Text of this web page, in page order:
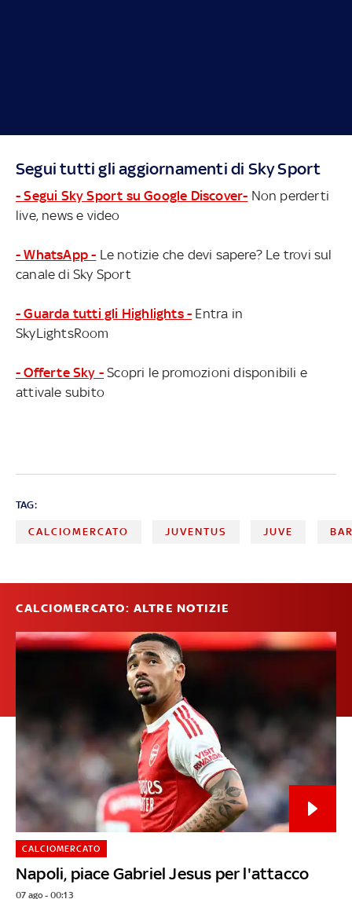
Segui tutti gli aggiornamenti di Sky Sport
- Segui Sky Sport su Google Discover- Non perderti
live, news e video
- WhatsApp - Le notizie che devi sapere? Le trovi sul
canale di Sky Sport
- Guarda tutti gli Highlights - Entra in
SkyLightsRoom
- Offerte Sky - Scopri le promozioni disponibili e
attivale subito
TAG:
CALCIOMERCATO JUVENTUS JUVE
CALCIOMERCATO: ALTRE NOTIZIE
Napoli, piace Gabriel Jesus per l'attacco
CALCIOMERCATO
07 ago - 00:13